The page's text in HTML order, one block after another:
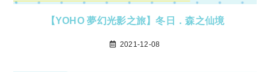
【YOHO 夢幻光影之旅】冬日．森之仙境
2021-12-08